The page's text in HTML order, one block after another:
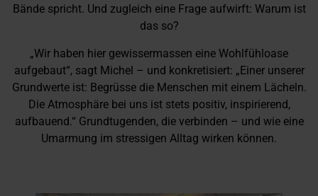
Bände spricht. Und zugleich eine Frage aufwirft: Warum ist
das so?
„Wir haben hier gewissermassen eine Wohlfühloase
aufgebaut“, sagt Michel – und konkretisiert: „Einer unserer
Grundwerte ist: Begrüsse die Menschen mit einem Lächeln.
Die Atmosphäre bei uns ist stets positiv, inspirierend,
aufbauend.“ Grundtugenden, die verbinden – und wie eine
Umarmung im stressigen Alltag wirken können.